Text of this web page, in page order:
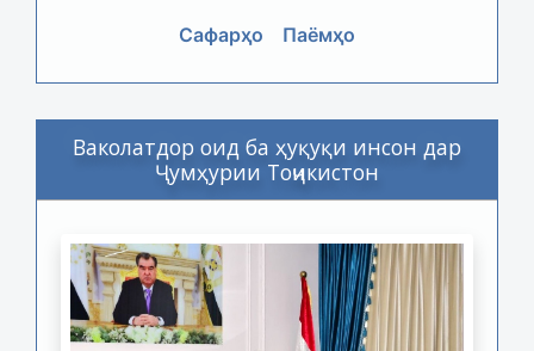
Сафарҳо
Паёмҳо
Ваколатдор оид ба ҳуқуқи инсон дар
Ҷумҳурии Тоҷикистон